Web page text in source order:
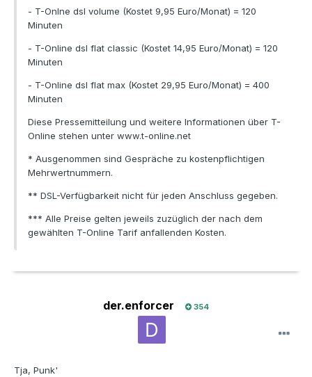
- T-Onlne dsl volume (Kostet 9,95 Euro/Monat) = 120
Minuten
- T-Online dsl flat classic (Kostet 14,95 Euro/Monat) = 120
Minuten
- T-Online dsl flat max (Kostet 29,95 Euro/Monat) = 400
Minuten
Diese Pressemitteilung und weitere Informationen über T-
Online stehen unter www.t-online.net
* Ausgenommen sind Gespräche zu kostenpflichtigen
Mehrwertnummern.
** DSL-Verfügbarkeit nicht für jeden Anschluss gegeben.
*** Alle Preise gelten jeweils zuzüglich der nach dem
gewählten T-Online Tarif anfallenden Kosten.
der.enforcer 354
Tja, Punk'